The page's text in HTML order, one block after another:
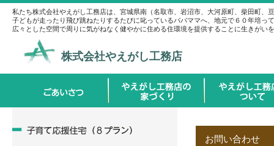
私たち株式会社やえがし工務店は、宮城県南（名取市、岩沼市、大河原町、柴田町、
子どもが走ったり飛び跳ねたりするたびに叱っているパパママへ、地元で６０年培っ
広々とした空間で周りに気がねなく健やかに住める住環境を提供することに生きがい
株式会社やえがし工務店
お問い合わせ